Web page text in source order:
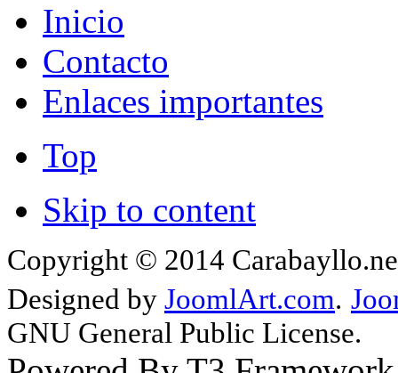
Inicio
Contacto
Enlaces importantes
Top
Skip to content
Copyright © 2014
Designed by JoomlArt.com.
GNU General Public License.